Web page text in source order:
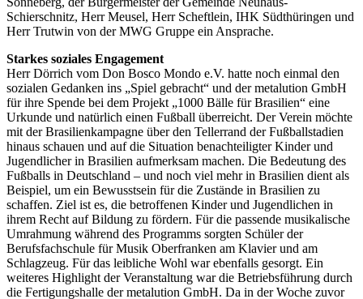
Schierschnitz, Herr Meusel, Herr Scheftlein, IHK Südthüringen und
Herr Trutwin von der MWG Gruppe ein Ansprache.
Starkes soziales Engagement
Herr Dörrich vom Don Bosco Mondo e.V. hatte noch einmal den
sozialen Gedanken ins „Spiel gebracht“ und der metalution GmbH
für ihre Spende bei dem Projekt „1000 Bälle für Brasilien“ eine
Urkunde und natürlich einen Fußball überreicht. Der Verein möchte
mit der Brasilienkampagne über den Tellerrand der Fußballstadien
hinaus schauen und auf die Situation benachteiligter Kinder und
Jugendlicher in Brasilien aufmerksam machen. Die Bedeutung des
Fußballs in Deutschland – und noch viel mehr in Brasilien dient als
Beispiel, um ein Bewusstsein für die Zustände in Brasilien zu
schaffen. Ziel ist es, die betroffenen Kinder und Jugendlichen in
ihrem Recht auf Bildung zu fördern. Für die passende musikalische
Umrahmung während des Programms sorgten Schüler der
Berufsfachschule für Musik Oberfranken am Klavier und am
Schlagzeug. Für das leibliche Wohl war ebenfalls gesorgt. Ein
weiteres Highlight der Veranstaltung war die Betriebsführung durch
die Fertigungshalle der metalution GmbH. Da in der Woche zuvor